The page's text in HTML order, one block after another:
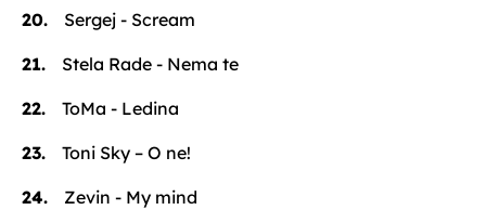
Sergej - Scream
Stela Rade - Nema te
ToMa - Ledina
Toni Sky – O ne!
Zevin - My mind